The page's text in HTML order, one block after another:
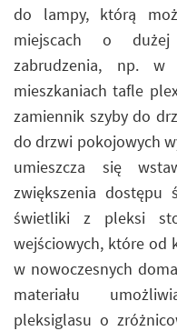
do lampy, którą
miejscach o
zabrudzenia, np.
mieszkaniach tafle
zamiennik szyby do
do drzwi pokojowych
umieszcza się
zwiększenia dostępu
świetliki z pleksi
wejściowych, które od
w nowoczesnych
materiału
pleksiglasu o